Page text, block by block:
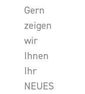
Gern
zeigen
wir
Ihnen
Ihr
NEUES